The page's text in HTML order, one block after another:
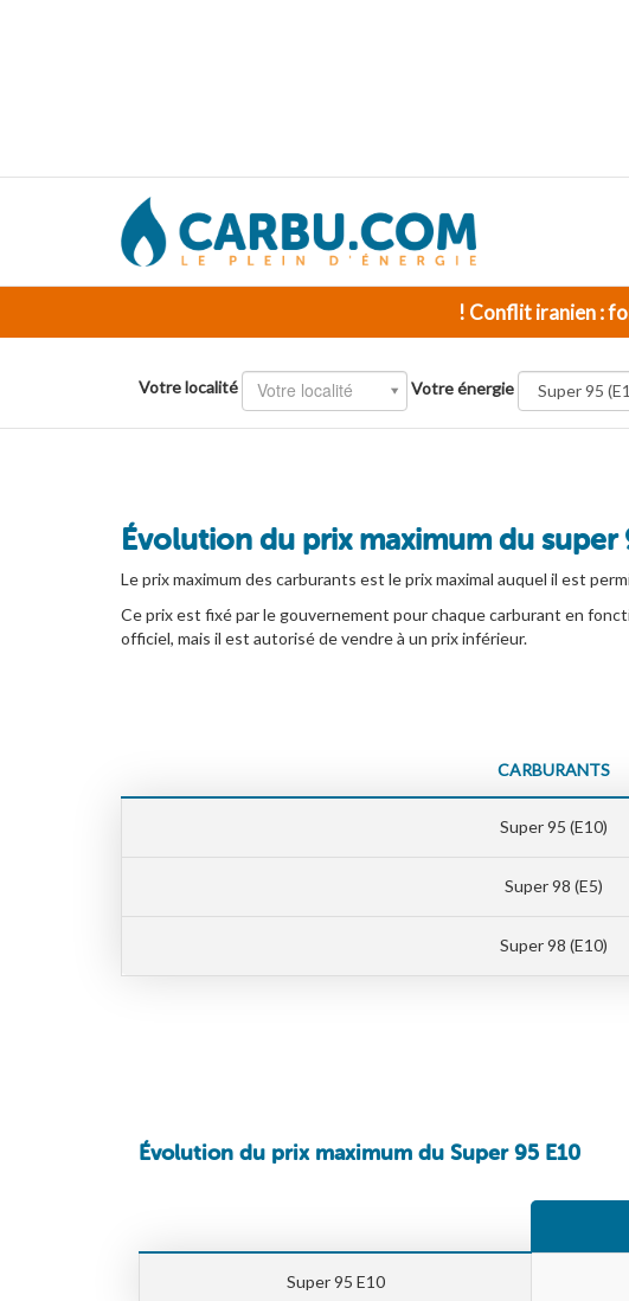
! Conflit iranien :
Votre localité Votre localité Votre énergie
Évolution du prix maximum du super
Le prix maximum des carburants est le prix maximal auquel il est
Ce prix est fixé par le gouvernement pour chaque carburant en
officiel, mais il est autorisé de vendre à un prix inférieur.
CARBURANTS
Super 95 (E10)
Super 98 (E5)
Super 98 (E10)
Évolution du prix maximum du Super 95 E10
Super 95 E10